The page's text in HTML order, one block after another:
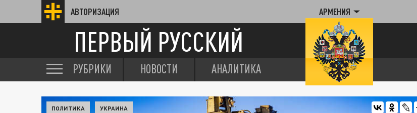
АВТОРИЗАЦИЯ АРМЕНИЯ
ПЕРВЫЙ РУССКИЙ
РУБРИКИ НОВОСТИ АНАЛИТИКА
ПОЛИТИКА УКРАИНА